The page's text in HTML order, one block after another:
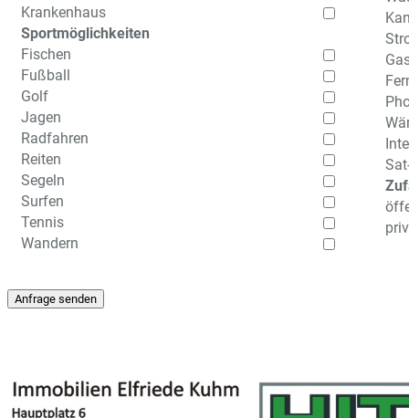
Krankenhaus
Sportmöglichkeiten
Fischen
Fußball
Golf
Jagen
Radfahren
Reiten
Segeln
Surfen
Tennis
Wandern